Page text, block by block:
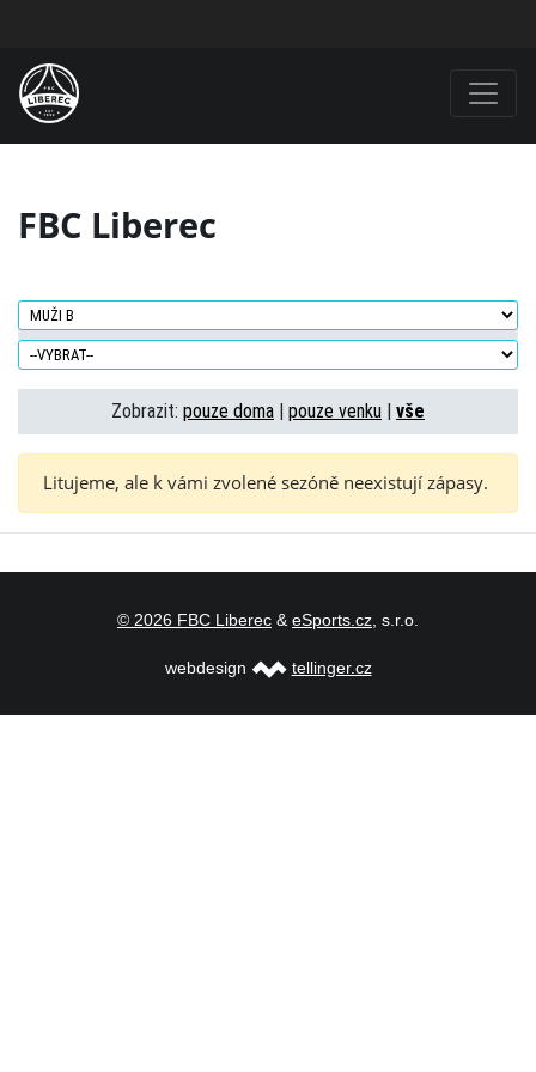
FBC Liberec
Zobrazit: pouze doma | pouze venku | vše
Litujeme, ale k vámi zvolené sezóně neexistují zápasy.
© 2026 FBC Liberec & eSports.cz , s.r.o.
webdesign tellinger.cz